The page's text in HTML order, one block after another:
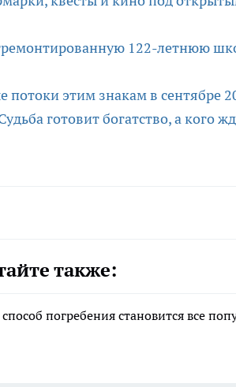
122-летнюю
этим знакам в сентябре
готовит богатство, а кого
также:
погребения становится все